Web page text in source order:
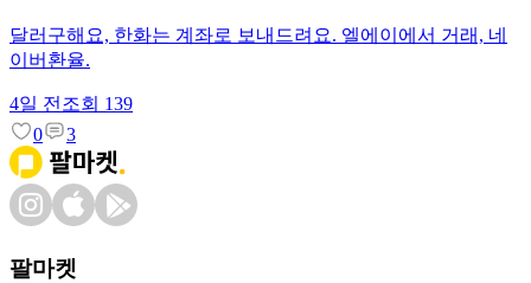
달러구해요, 한화는 계좌로 보내드려요. 엘에이에서 거래, 네
이버환율.
4일 전 조회 139
0
3
팔마켓